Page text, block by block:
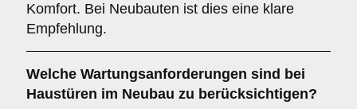
Komfort. Bei Neubauten ist dies eine klare
Empfehlung.
Welche Wartungsanforderungen sind bei
Haustüren im Neubau zu berücksichtigen?